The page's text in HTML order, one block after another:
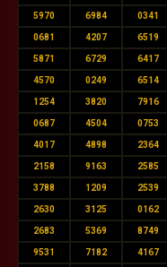
5970 6984 0341
0681 4207 6519
5871 6729 6417
4570 0249 6514
1254 3820 7916
0687 4504 0753
4017 4898 2364
2158 9163 2585
3788 1209 2539
2630 3125 0162
2683 5369 8749
9531 7182 4167